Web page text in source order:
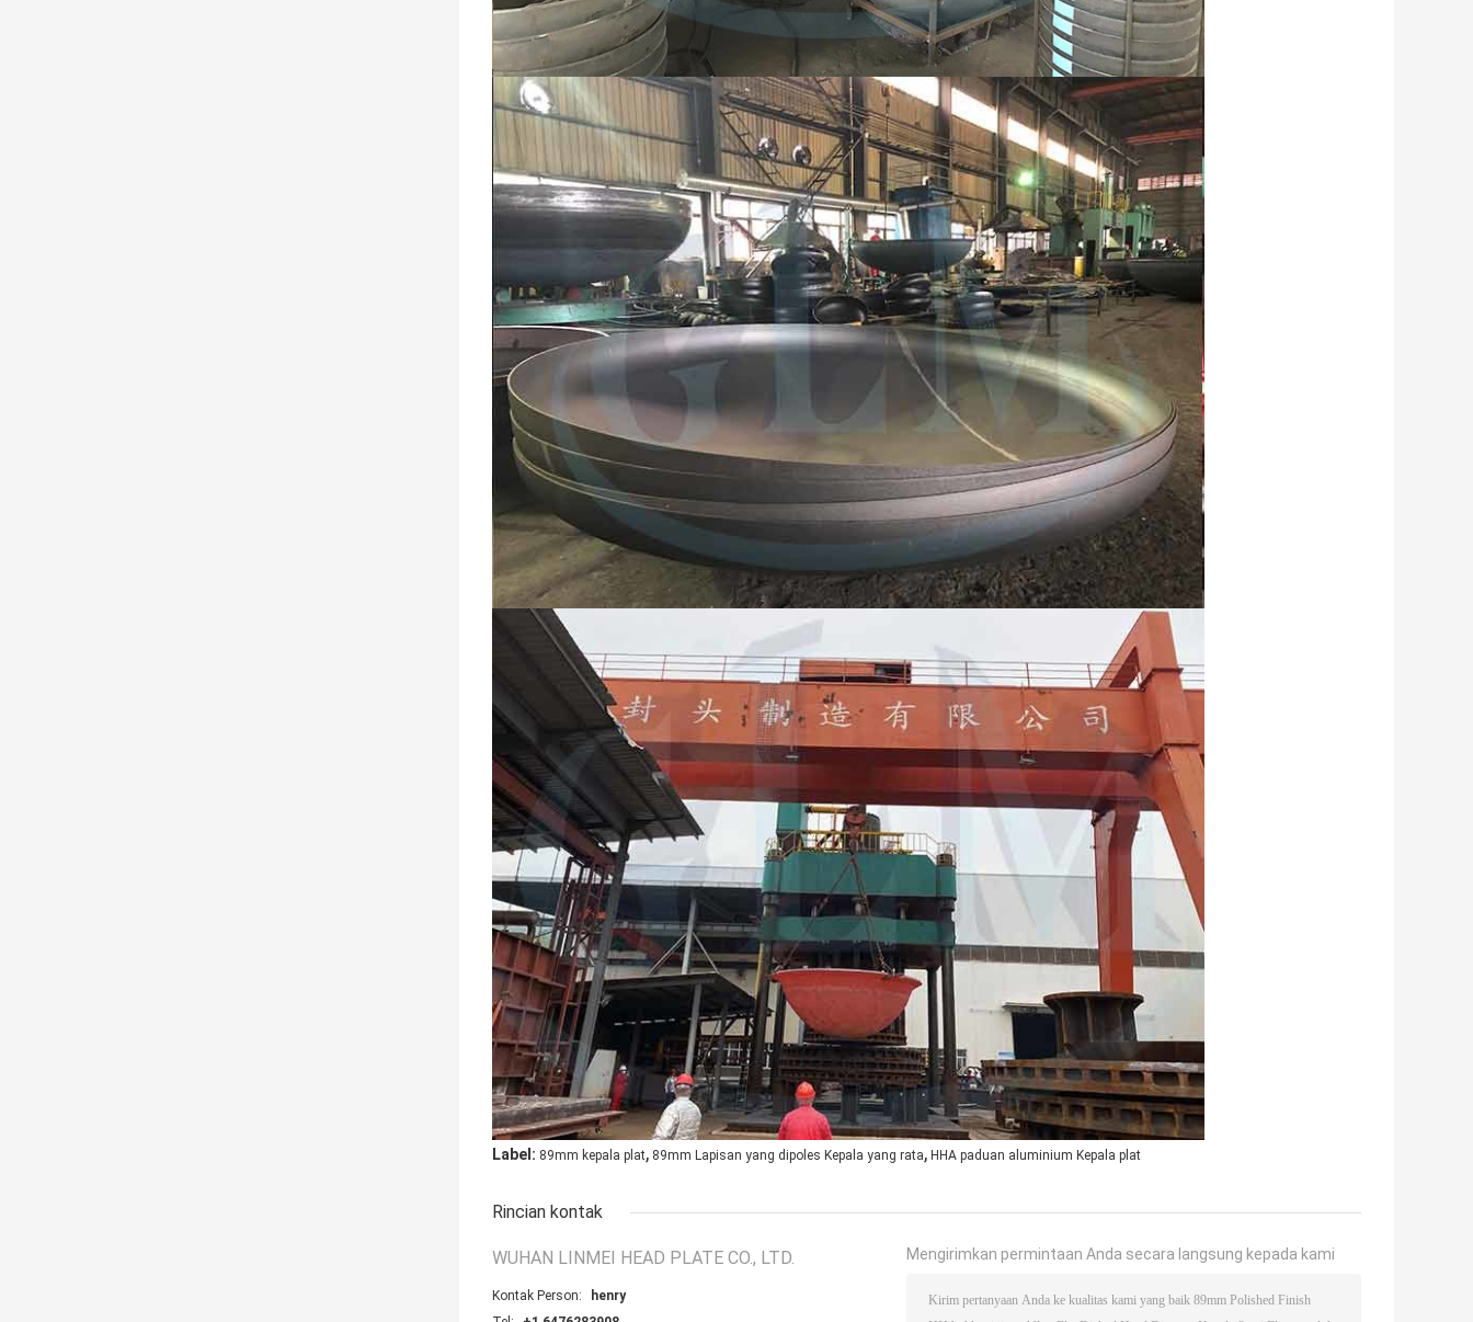
Label: 89mm kepala plat, 89mm Lapisan yang dipoles Kepala yang rata, HHA paduan aluminium Kepala plat
Rincian kontak
WUHAN LINMEI HEAD PLATE CO., LTD.
Kontak Person:
henry
Mengirimkan permintaan Anda secara langsung kepada kami